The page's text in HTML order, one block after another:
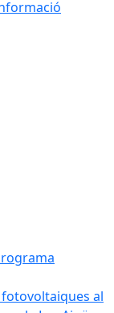
fotovoltaiques al